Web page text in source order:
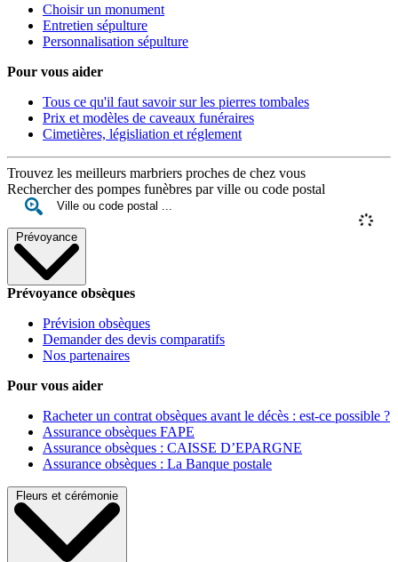
Choisir un monument
Entretien sépulture
Personnalisation sépulture
Pour vous aider
Tous ce qu'il faut savoir sur les pierres tombales
Prix et modèles de caveaux funéraires
Cimetières, législiation et réglement
Trouvez les meilleurs marbriers proches de chez vous
Rechercher des pompes funèbres par ville ou code postal
Prévoyance
Prévoyance obsèques
Prévision obsèques
Demander des devis comparatifs
Nos partenaires
Pour vous aider
Racheter un contrat obsèques avant le décès : est-ce possible ?
Assurance obsèques FAPE
Assurance obsèques : CAISSE D’EPARGNE
Assurance obsèques : La Banque postale
Fleurs et cérémonie